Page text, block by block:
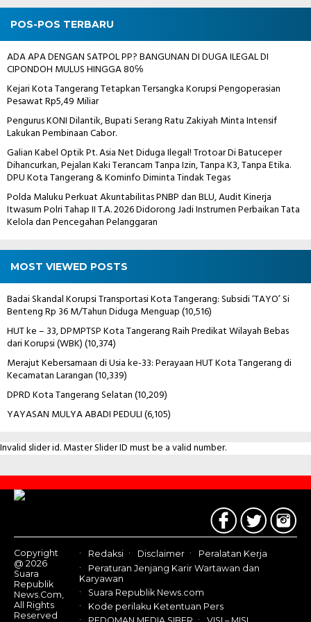
POS-POS TERBARU
ADA APA DENGAN SATPOL PP? BANGUNAN DI DUGA ILEGAL DI
CIPONDOH MULUS HINGGA 80℅
Kejari Kota Tangerang Tetapkan Tersangka Korupsi Pengoperasian
Pesawat Rp5,49 Miliar
Pengurus KONI Dilantik, Bupati Serang Ratu Zakiyah Minta Intensif
Lakukan Pembinaan Cabor.
Galian Kabel Optik Pt. Asia Net Diduga Ilegal! Trotoar Di Batuceper
Dihancurkan, Pejalan Kaki Terancam Tanpa Izin, Tanpa K3, Tanpa Etika.
DPU Kota Tangerang & Kominfo Diminta Tindak Tegas
Polda Maluku Perkuat Akuntabilitas PNBP dan BLU, Audit Kinerja
Itwasum Polri Tahap II T.A. 2026 Didorong Jadi Instrumen Perbaikan Tata
Kelola dan Pencegahan Pelanggaran
MOST VIEWED POSTS
Badai Skandal Korupsi Transportasi Kota Tangerang: Subsidi ‘TAYO’ Si
Benteng Rp 36 M/Tahun Diduga Menguap(10,516)
HUT ke – 33, DPMPTSP Kota Tangerang Raih Predikat Wilayah Bebas
dari Korupsi (WBK)(10,374)
Merajut Kebersamaan di Usia ke-33: Perayaan HUT Kota Tangerang di
Kecamatan Larangan(10,339)
DPRD Kota Tangerang Selatan(10,209)
YAYASAN MULYA ABADI PEDULI(6,105)
Invalid slider id. Master Slider ID must be a valid number.
Contact
Us
Copyright
@ 2026
Suara
Republik
News.Com,
All Rights
Reserved
Redaksi Disclaimer
Peralatan Kerja
Peraturan Jenjang Karir Wartawan dan
Karyawan
Suara Republik News.com
Kode perilaku Ketentuan Pers